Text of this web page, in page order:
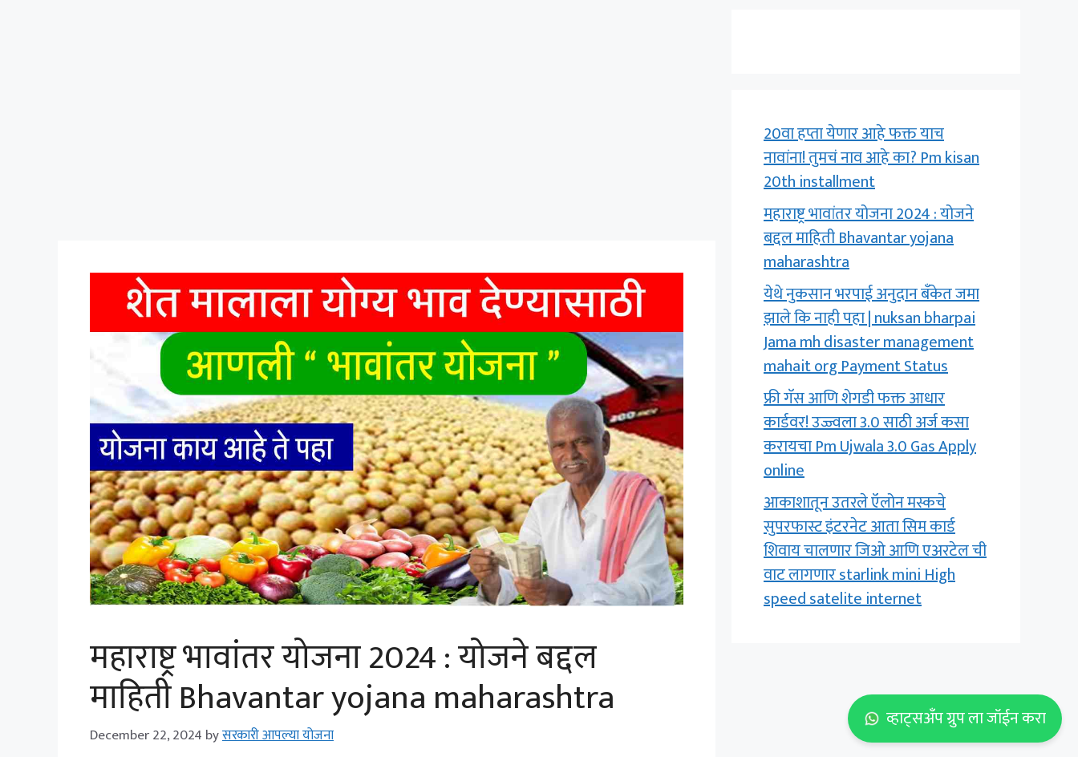
महाराष्ट्र भावांतर योजना 2024 : योजने बद्दल
माहिती Bhavantar yojana maharashtra
December 22, 2024 byसरकारी आपल्या योजना
व्हाट्सअँप ग्रुप ला जॉईन करा
20वा हप्ता येणार आहे फक्त याच
नावांना! तुमचं नाव आहे का? Pm kisan
20th installment
महाराष्ट्र भावांतर योजना 2024 : योजने
बद्दल माहिती Bhavantar yojana
maharashtra
येथे नुकसान भरपाई अनुदान बँकेत जमा
झाले कि नाही पहा | nuksan bharpai
Jama mh disaster management
mahait org Payment Status
फ्री गॅस आणि शेगडी फक्त आधार
कार्डवर! उज्ज्वला 3.0 साठी अर्ज कसा
करायचा Pm Ujwala 3.0 Gas Apply
online
आकाशातून उतरले ऍलोन मस्कचे
सुपरफास्ट इंटरनेट आता सिम कार्ड
शिवाय चालणार जिओ आणि एअरटेल ची
वाट लागणार starlink mini High
speed satelite internet